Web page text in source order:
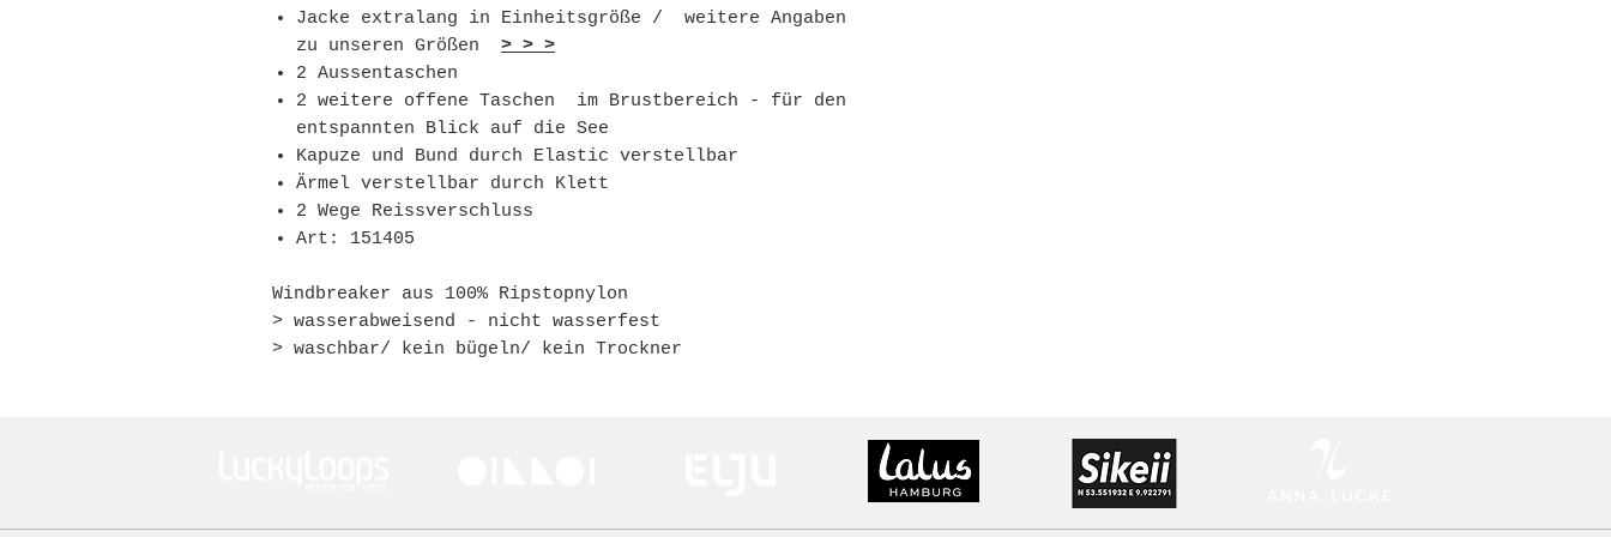
Jacke extralang in Einheitsgröße / weitere Angaben
zu unseren Größen > > >
2 Aussentaschen
2 weitere offene Taschen im Brustbereich - für den
entspannten Blick auf die See
Kapuze und Bund durch Elastic verstellbar
Ärmel verstellbar durch Klett
2 Wege Reissverschluss
Art: 151405
Windbreaker aus 100% Ripstopnylon
> wasserabweisend - nicht wasserfest
> waschbar/ kein bügeln/ kein Trockner